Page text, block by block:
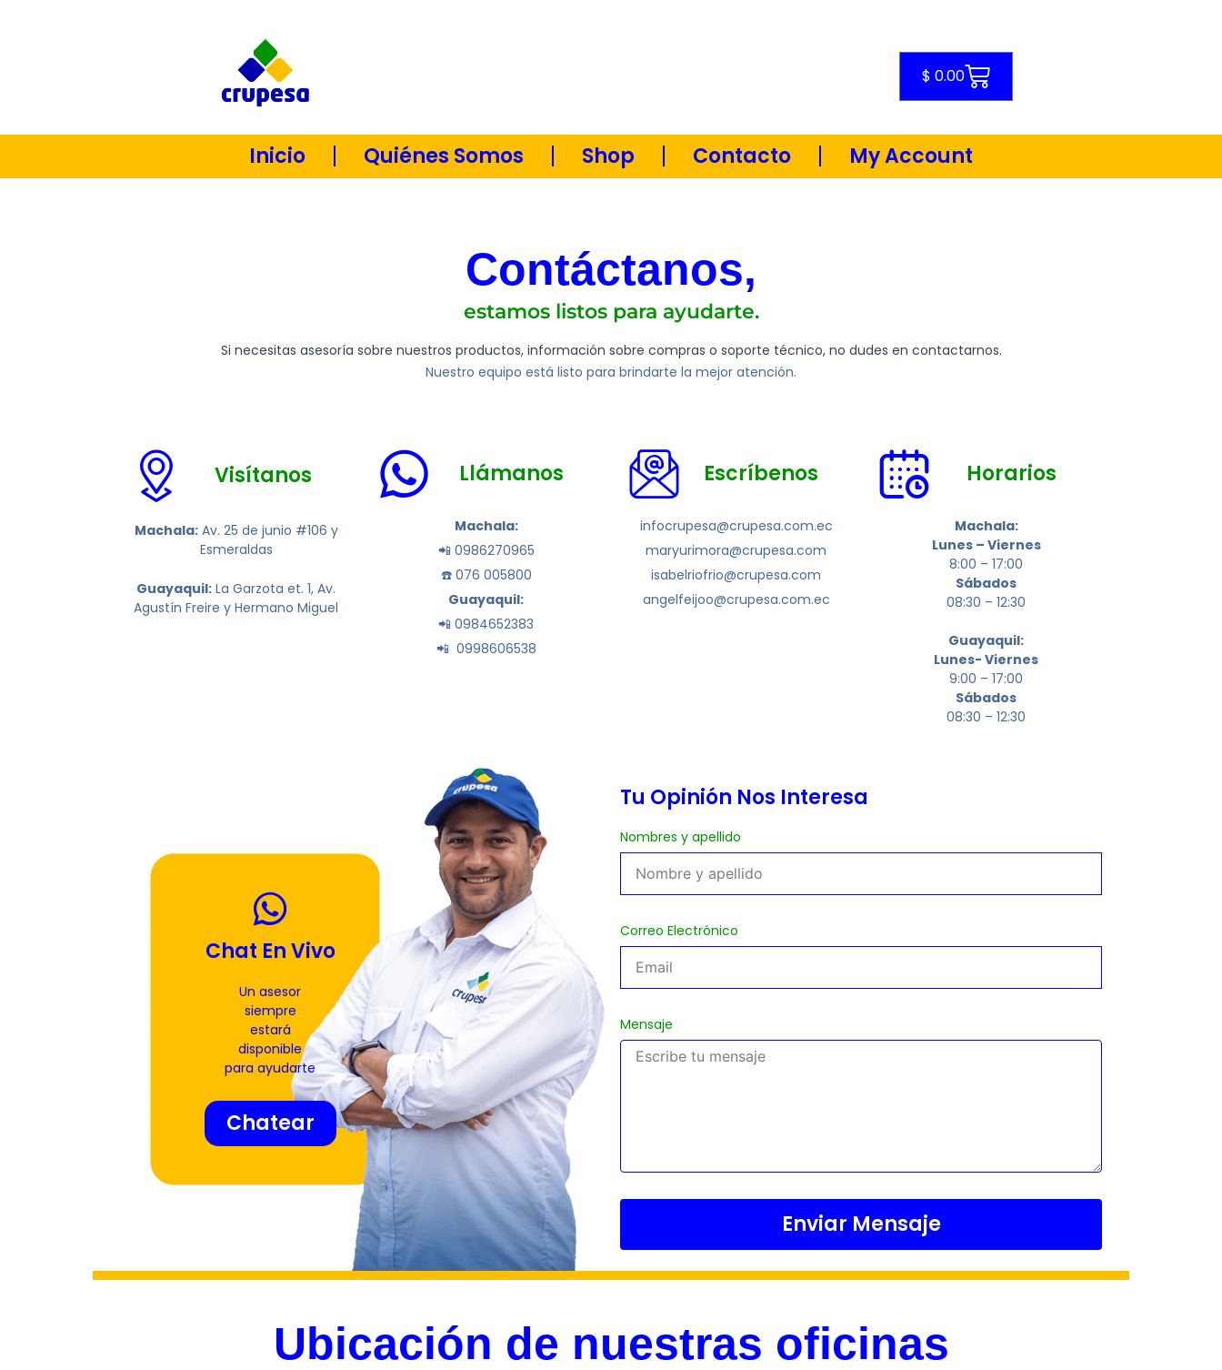
$ 0.00Cart
Inicio Quiénes Somos Shop Contacto My Account
Contáctanos,
estamos listos para ayudarte.
Si necesitas asesoría sobre nuestros productos, información sobre compras o soporte técnico, no dudes en contactarnos.
Nuestro equipo está listo para brindarte la mejor atención.
Visítanos
Machala:Av. 25 de junio #106 y
Esmeraldas
Guayaquil: La Garzota et. 1, Av.
Agustín Freire y Hermano Miguel
Llámanos
Machala:
📲 0986270965
☎️ 076 005800
Guayaquil:
📲 0984652383
📲 0998606538
Escríbenos
infocrupesa@crupesa.com.ec
maryurimora@crupesa.com
isabelriofrio@crupesa.com
angelfeijoo@crupesa.com.ec
Horarios
Machala:
Lunes – Viernes
8:00 – 17:00
Sábados
08:30 – 12:30
Guayaquil:
Lunes- Viernes
9:00 – 17:00
Sábados
08:30 – 12:30
Chat En Vivo
Un asesor
siempre
estará
disponible
para ayudarte
Chatear
Tu Opinión Nos Interesa
Nombres y apellido
Correo Electrónico
Mensaje
Enviar Mensaje
Ubicación de nuestras oficinas